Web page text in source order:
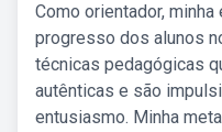
Como orientador,
progresso dos alunos
técnicas pedagógicas
autênticas e são
entusiasmo. Minha